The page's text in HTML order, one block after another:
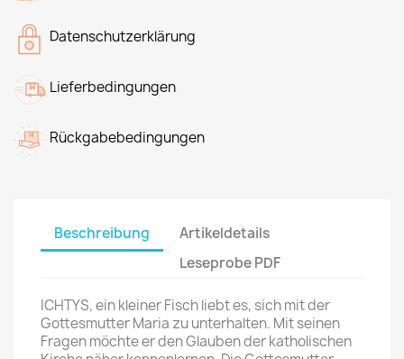
Datenschutzerklärung
Lieferbedingungen
Rückgabebedingungen
Beschreibung
Artikeldetails
Leseprobe PDF
ICHTYS, ein kleiner Fisch liebt es, sich mit der
Gottesmutter Maria zu unterhalten. Mit seinen
Fragen möchte er den Glauben der katholischen